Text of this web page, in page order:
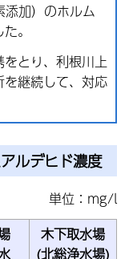
加）のホルム
。
とり、利根川上
継続して、対応
ルデヒド濃度
単位：mg/l
木下取水場
(北総浄水場)